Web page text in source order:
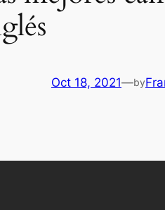
Oct 18, 2021—by